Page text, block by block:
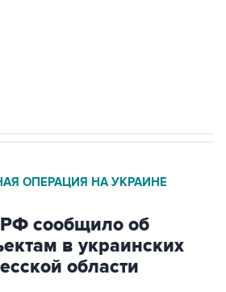
ОПЕРАЦИЯ НА УКРАИНЕ
сообщило об
в украинских
области